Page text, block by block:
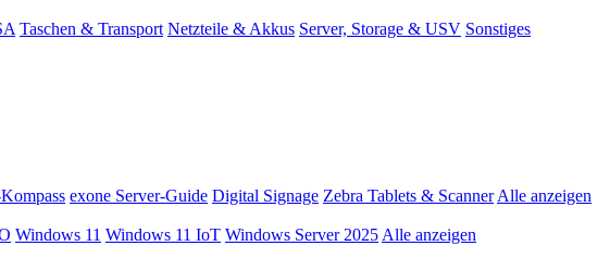
Taschen & Transport Netzteile & Akkus Server, Storage & USV Sonstiges
exone Server-Guide Digital Signage Zebra Tablets & Scanner Alle anzeigen
Windows 11 Windows 11 IoT Windows Server 2025 Alle anzeigen